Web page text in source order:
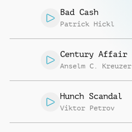
Bad Cash
Patrick Hickl
Century Affair
Anselm C. Kreuzer
Hunch Scandal
Viktor Petrov